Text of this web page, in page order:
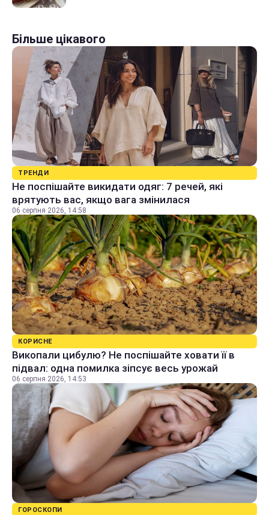
Більше цікавого
ТРЕНДИ
Не поспішайте викидати одяг: 7 речей, які
врятують вас, якщо вага змінилася
06 серпня 2026, 14:58
КОРИСНЕ
Викопали цибулю? Не поспішайте ховати її в
підвал: одна помилка зіпсує весь урожай
06 серпня 2026, 14:53
ГОРОСКОПИ